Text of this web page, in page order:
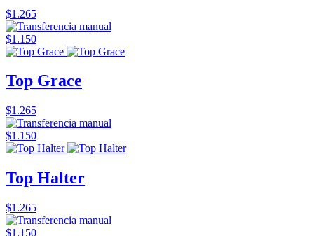
$1.265
$1.150
Top Grace
$1.265
$1.150
Top Halter
$1.265
$1.150